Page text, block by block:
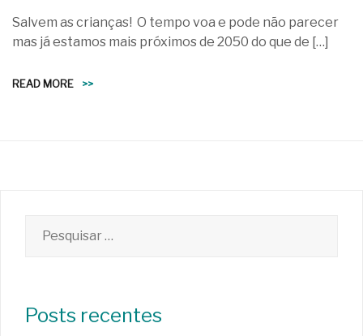
Salvem as crianças! O tempo voa e pode não parecer
mas já estamos mais próximos de 2050 do que de […]
READ MORE >>
por:
Posts recentes